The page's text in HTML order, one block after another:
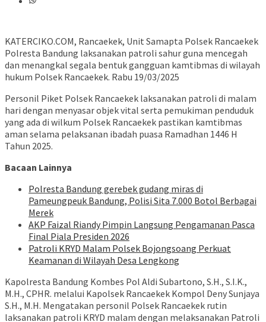
KATERCIKO.COM, Rancaekek, Unit Samapta Polsek Rancaekek
Polresta Bandung laksanakan patroli sahur guna mencegah
dan menangkal segala bentuk gangguan kamtibmas di wilayah
hukum Polsek Rancaekek. Rabu 19/03/2025
Personil Piket Polsek Rancaekek laksanakan patroli di malam
hari dengan menyasar objek vital serta pemukiman penduduk
yang ada di wilkum Polsek Rancaekek pastikan kamtibmas
aman selama pelaksanan ibadah puasa Ramadhan 1446 H
Tahun 2025.
Bacaan Lainnya
Polresta Bandung gerebek gudang miras di
Pameungpeuk Bandung, Polisi Sita 7.000 Botol Berbagai
Merek
AKP Faizal Riandy Pimpin Langsung Pengamanan Pasca
Final Piala Presiden 2026
Patroli KRYD Malam Polsek Bojongsoang Perkuat
Keamanan di Wilayah Desa Lengkong
Kapolresta Bandung Kombes Pol Aldi Subartono, S.H., S.I.K.,
M.H., CPHR. melalui Kapolsek Rancaekek Kompol Deny Sunjaya
S.H., M.H. Mengatakan personil Polsek Rancaekek rutin
laksanakan patroli KRYD malam dengan melaksanakan Patroli